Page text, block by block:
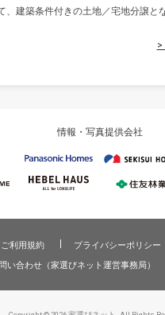
、建築条件付きの土地／宅地分譲と
>
情報・写真提供会社
ご利用規約 プライバシーポリシー
い合わせ（家選びネット運営事務局）